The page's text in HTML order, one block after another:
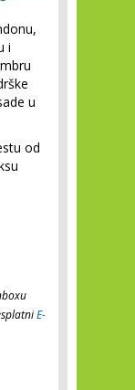
i
u
od
E-